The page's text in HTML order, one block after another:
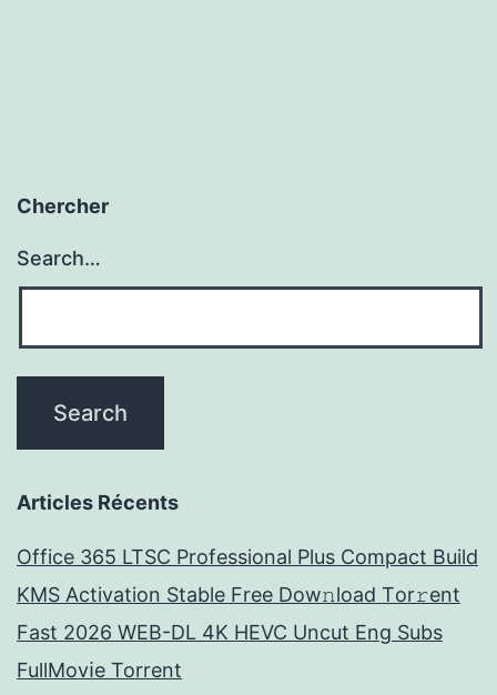
Chercher
Search…
Articles Récents
Office 365 LTSC Professional Plus Compact Build
KMS Activation Stable Frее Dow𝚗load Tоr𝚛ent
Fast 2026 WEB-DL 4K HEVC Uncut Eng Subs
FullMov𝗂e Torrent